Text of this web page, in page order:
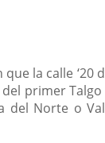
la calle ‘20
primer
Norte o